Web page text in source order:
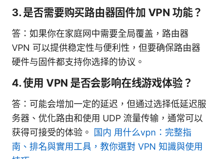
3. 是否需要购买路由器固件加 VPN 功能？
答：如果你在家庭网中需要全局覆盖，路由器
VPN 可以提供稳定性与便利性，但要确保路由器
硬件与固件都支持你选择的协议。
4. 使用 VPN 是否会影响在线游戏体验？
答：可能会增加一定的延迟，但通过选择低延迟服
务器、优化路由和使用 UDP 流量传输，通常可以
获得可接受的体验。
国内 用什么vpn：完整指
南、排名與實用工具，教你選對 VPN 知識與使用